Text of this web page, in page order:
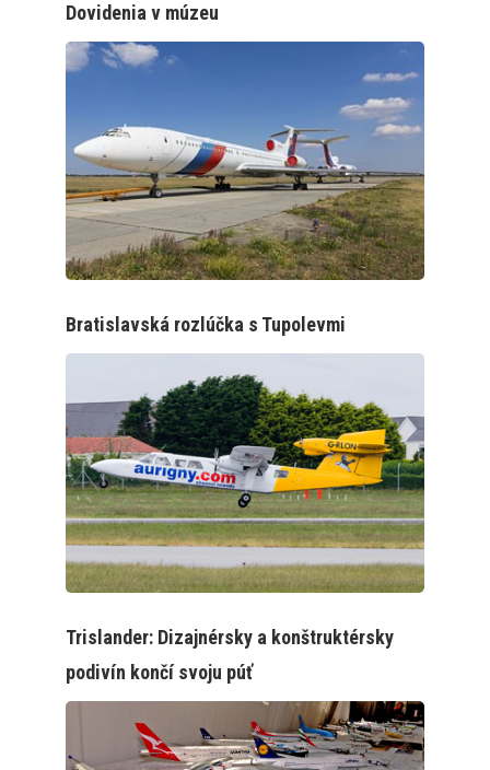
Dovidenia v múzeu
Bratislavská rozlúčka s Tupolevmi
Trislander: Dizajnérsky a konštruktérsky
podivín končí svoju púť